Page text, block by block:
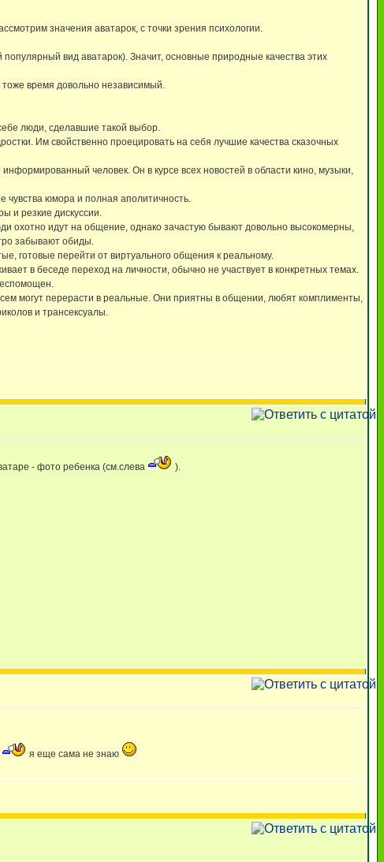
значения аватарок, с точки зрения психологии.
вид аватарок). Значит, основные природные качества этих
время довольно независимый.
люди, сделавшие такой выбор.
Им свойственно проецировать на себя лучшие качества сказочных
человек. Он в курсе всех новостей в области кино, музыки,
чувства юмора и полная аполитичность.
и резкие дискуссии.
охотно идут на общение, однако зачастую бывают довольно высокомерны,
забывают обиды.
готовые перейти от виртуального общения к реальному.
в беседе переход на личности, обычно не участвует в конкретных темах.
могут перерасти в реальные. Они приятны в общении, любят комплименты,
и трансексуалы.
- фото ребенка (см.слева ).
я еще сама не знаю